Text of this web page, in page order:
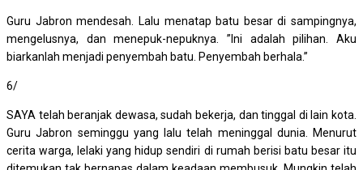
Guru Jabron mendesah. Lalu menatap batu besar di sampingnya,
mengelusnya, dan menepuk-nepuknya. ”Ini adalah pilihan. Aku
biarkanlah menjadi penyembah batu. Penyembah berhala.”
6/
SAYA telah beranjak dewasa, sudah bekerja, dan tinggal di lain kota.
Guru Jabron seminggu yang lalu telah meninggal dunia. Menurut
cerita warga, lelaki yang hidup sendiri di rumah berisi batu besar itu